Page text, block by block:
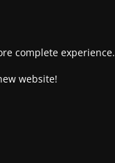
complete experience.
website!